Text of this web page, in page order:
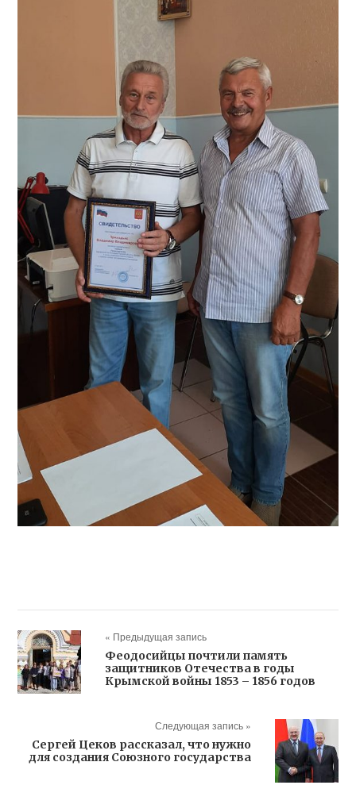
« Предыдущая запись
Феодосийцы почтили память
защитников Отечества в годы
Крымской войны 1853 – 1856 годов
Следующая запись »
Сергей Цеков рассказал, что нужно
для создания Союзного государства